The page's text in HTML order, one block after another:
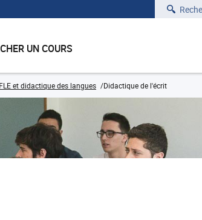
Rechercher
UN COURS
et didactique des langues Didactique de l'écrit